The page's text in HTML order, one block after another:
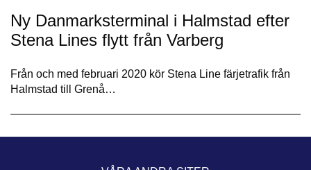
Ny Danmarksterminal i Halmstad efter
Stena Lines flytt från Varberg
Från och med februari 2020 kör Stena Line färjetrafik från
Halmstad till Grenå…